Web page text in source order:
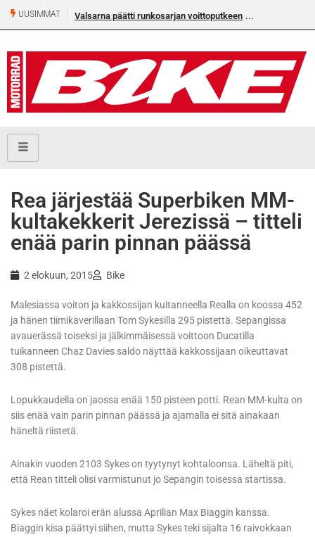
UUSIMMAT Valsarna päätti runkosarjan voittoputkeen
Rea järjestää Superbiken MM-
kultakekkerit Jerezissä – titteli
enää parin pinnan päässä
2 elokuun, 2015 Bike
Malesiassa voiton ja kakkossijan kuitanneella Realla on koossa 452
ja hänen tiimikaverillaan Tom Sykesilla 295 pistettä. Sepangissa
avauerässä toiseksi ja jälkimmäisessä voittoon Ducatilla
tuikanneen Chaz Davies saldo näyttää kakkossijaan oikeuttavat
308 pistettä.
Lopukkaudella on jaossa enää 150 pisteen potti. Rean MM-kulta on
siis enää vain parin pinnan päässä ja ajamalla ei sitä ainakaan
häneltä riistetä.
Ainakin vuoden 2103 Sykes on tyytynyt kohtaloonsa. Läheltä piti,
että Rean titteli olisi varmistunut jo Sepangin toisessa startissa.
Sykes näet kolaroi erän alussa Aprilian Max Biaggin kanssa.
Biaggin kisa päättyi siihen, mutta Sykes teki sijalta 16 raivokkaan